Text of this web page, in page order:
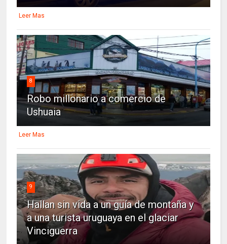
Leer Mas
8
Robo millonario a comercio de
Ushuaia
Leer Mas
9
Hallan sin vida a un guía de montaña y
a una turista uruguaya en el glaciar
Vinciguerra